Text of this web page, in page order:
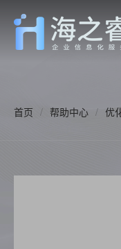
首页 / 帮助中心 / 优